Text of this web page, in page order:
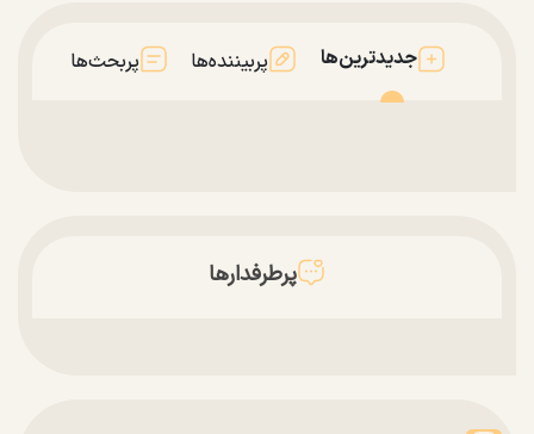
جدیدترین‌ها پربیننده‌ها پربحث‌ها
پرطرفدارها